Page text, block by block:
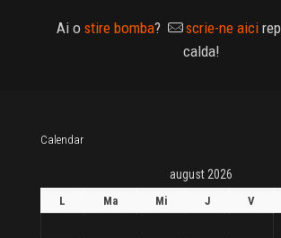
Ai o stire bomba? scrie-ne aici
calda!
Calendar
august 2026
L Ma Mi J V